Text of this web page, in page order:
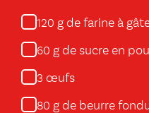
120 g de farine à
60 g de sucre en
3 œufs
80 g de beurre